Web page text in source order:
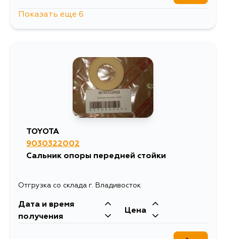
801
685
17 августа
Показать еще 6
TOYOTA
9030322002
Сальник опоры передней стойки
Отгрузка со склада г. Владивосток
Дата и время
получения
Цена